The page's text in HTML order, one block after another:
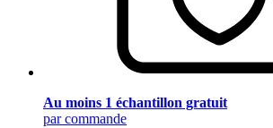
Au moins 1 échantillon gratuit
par commande